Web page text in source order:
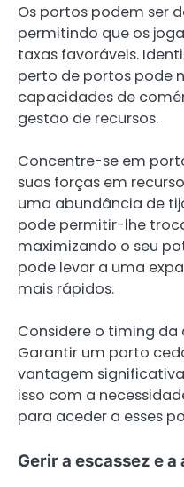
Os portos podem ser
permitindo que os
taxas favoráveis.
perto de portos pode
capacidades de
gestão de recursos.
Concentre-se em
suas forças em
uma abundância de
pode permitir-lhe
maximizando o seu
pode levar a uma
mais rápidos.
Considere o timing
Garantir um porto
vantagem
isso com a
para aceder a esses
Gerir a escassez e